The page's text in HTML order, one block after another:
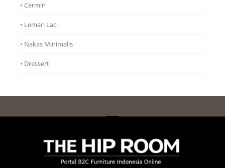
• Cermin
• Lemari Laci
• Nakas Minimalis
• Dressert